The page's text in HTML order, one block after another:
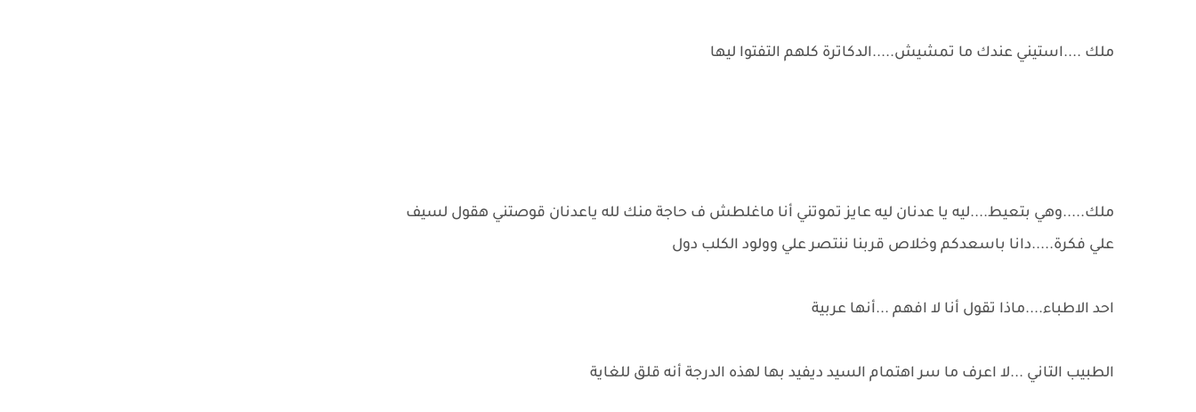
ملك ....استيني عندك ما تمشيش.....الدكاترة كلهم التفتوا ليها
ملك.....وهي بتعيط....ليه يا عدنان ليه عايز تموتني أنا ماغلطش ف حاجة منك لله ياعدنان قوصتني هقول لسيف
علي فكرة.....دانا باسعدكم وخلاص قربنا ننتصر علي وولود الكلب دول
احد الاطباء....ماذا تقول أنا لا افهم ...أنها عربية
الطبيب التاني ...لا اعرف ما سر اهتمام السيد ديفيد بها لهذه الدرجة أنه قلق للغاية